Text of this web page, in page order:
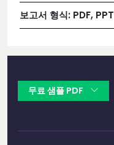
보고서 형식: PDF, PPT
무료 샘플 PDF